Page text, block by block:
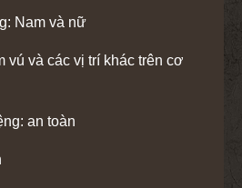
Nam và nữ
vú và các vị trí khác trên cơ
an toàn